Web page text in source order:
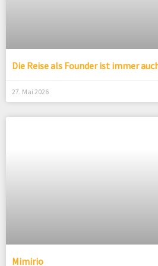
Die Reise als Founder ist immer
27. Mai 2026
Mimirio